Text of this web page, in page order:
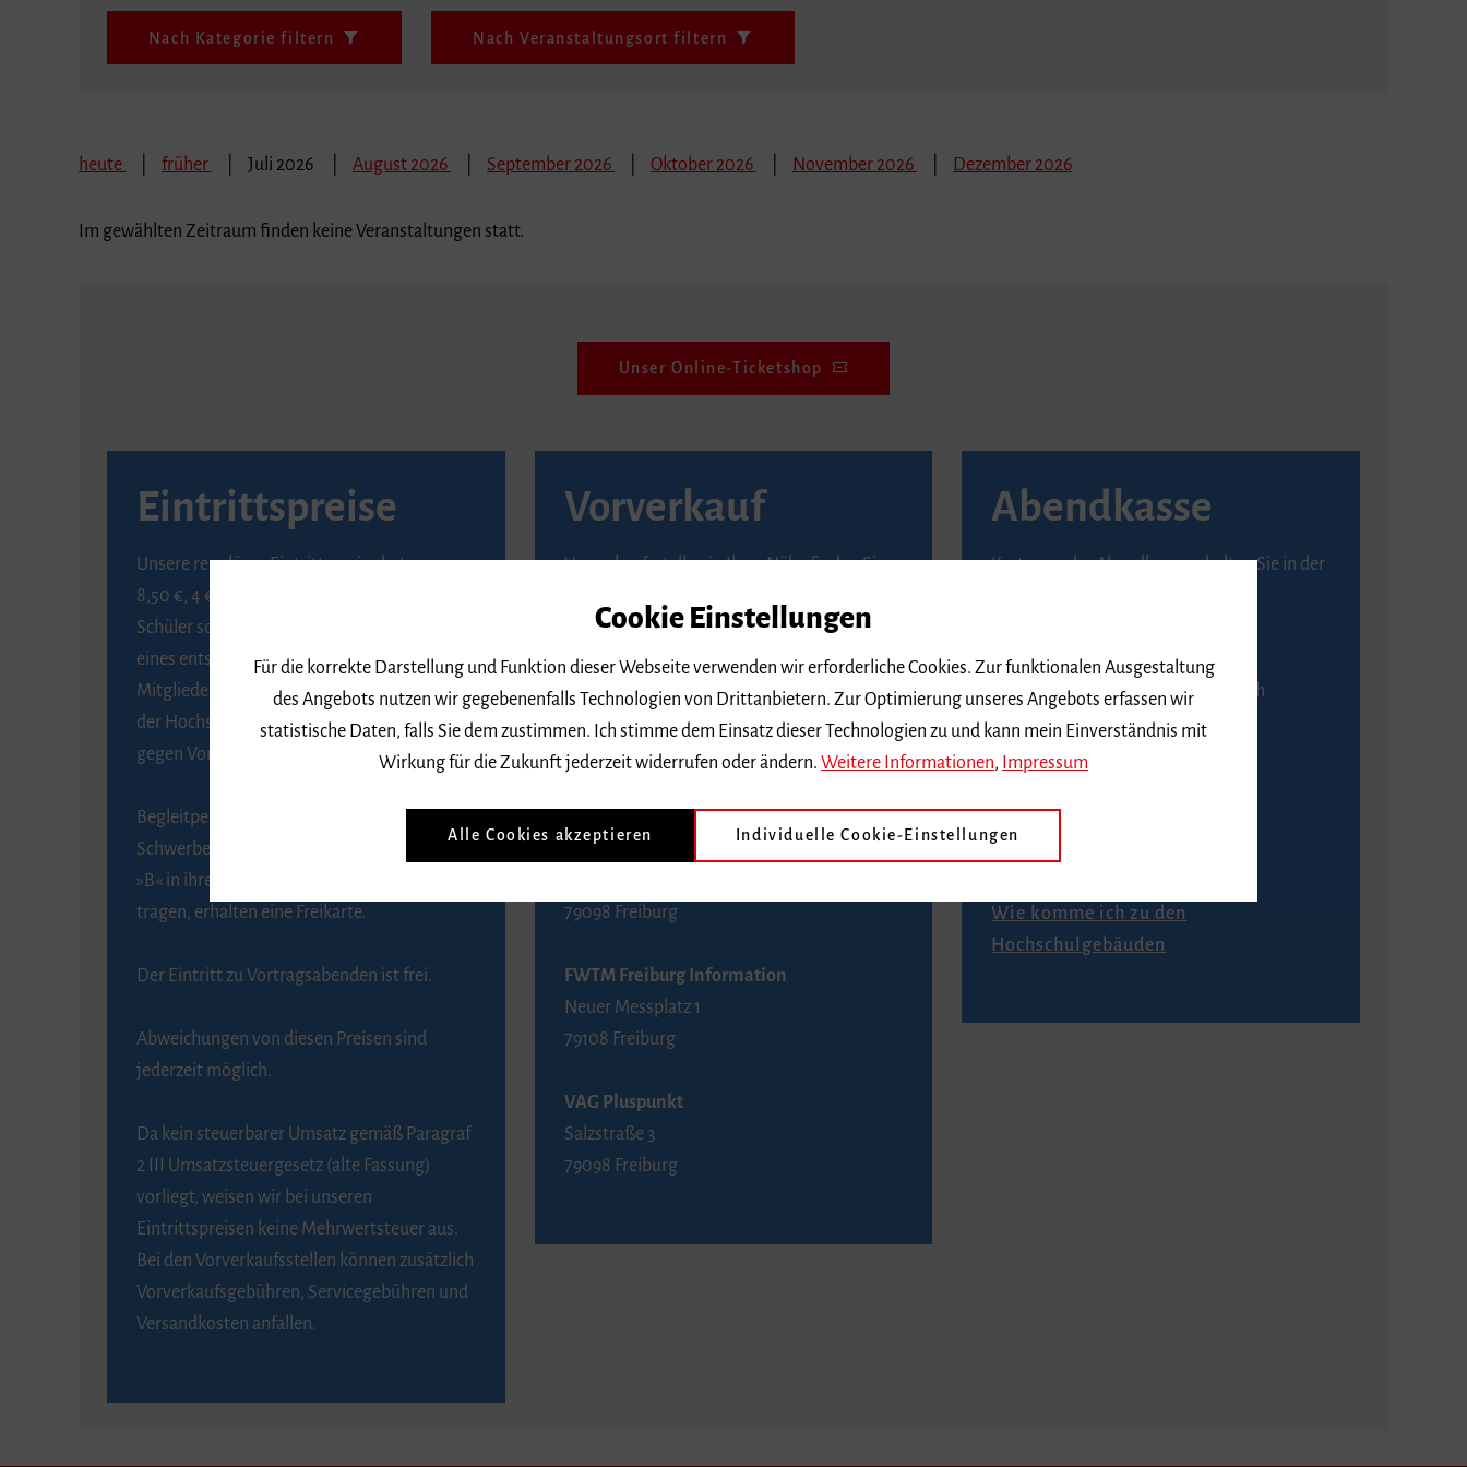
Nach Kategorie filtern Nach Veranstaltungsort filtern
heute früher Juli 2026 August 2026 September 2026 Oktober 2026 November 2026 Dezember 2026
Im gewählten Zeitraum finden keine Veranstaltungen statt.
Unser Online-Ticketshop
Eintrittspreise
Unsere regulären Eintrittspreise betragen
8,50 €, 4 € ermäßigt für Schülerinnen und
Schüler sowie Studierende gegen Vorlage
eines entsprechenden Nachweises, 6 € für
Mitglieder der Gesellschaft zur Förderung
der Hochschule für Musik Freiburg e. V.
gegen Vorlage des Mitgliedsausweises.
Begleitpersonen von Menschen mit
Schwerbehinderung, die das Merkzeichen
»B« in ihrem Schwerbehindertenausweis
tragen, erhalten eine Freikarte.
Der Eintritt zu Vortragsabenden ist frei.
Abweichungen von diesen Preisen sind
jederzeit möglich.
Da kein steuerbarer Umsatz gemäß Paragraf
2 III Umsatzsteuergesetz (alte Fassung)
vorliegt, weisen wir bei unseren
Eintrittspreisen keine Mehrwertsteuer aus.
Bei den Vorverkaufsstellen können zusätzlich
Vorverkaufsgebühren, Servicegebühren und
Versandkosten anfallen.
Vorverkauf
Vorverkaufsstellen in Ihrer Nähe finden Sie
79098 Freiburg
bis drei Tage vor einem Konzert möglich)
FWTM Tourist-Information
79098 Freiburg
FWTM Freiburg Information
Neuer Messplatz 1
79108 Freiburg
VAG Pluspunkt
Salzstraße 3
79098 Freiburg
Abendkasse
Karten an der Abendkasse erhalten Sie in der
An der Abendkasse ist ausschließlich
Barzahlung möglich.
Anfahrt
Wie komme ich zu den
Hochschulgebäuden
Cookie Einstellungen
Für die korrekte Darstellung und Funktion dieser Webseite verwenden wir erforderliche Cookies. Zur funktionalen Ausgestaltung
des Angebots nutzen wir gegebenenfalls Technologien von Drittanbietern. Zur Optimierung unseres Angebots erfassen wir
statistische Daten, falls Sie dem zustimmen. Ich stimme dem Einsatz dieser Technologien zu und kann mein Einverständnis mit
Wirkung für die Zukunft jederzeit widerrufen oder ändern. Weitere Informationen Impressum
Alle Cookies akzeptieren Individuelle Cookie-Einstellungen